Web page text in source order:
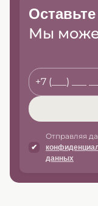
Мы
Отправляя
данных